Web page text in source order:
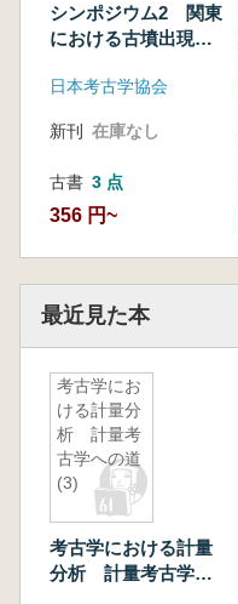
シンポジウム2 関東
における古墳出現期
日本考古学協会
新刊 在庫なし
古書 3 点
356 円~
最近見た本
考古学にお
ける計量分
析 計量考
古学への道
(3)
考古学における計量
分析 計量考古学へ